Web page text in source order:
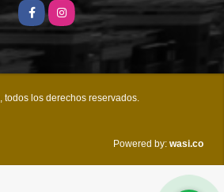
FacebookInstagram
, todos los derechos reservados.
Powered by: wasi.co